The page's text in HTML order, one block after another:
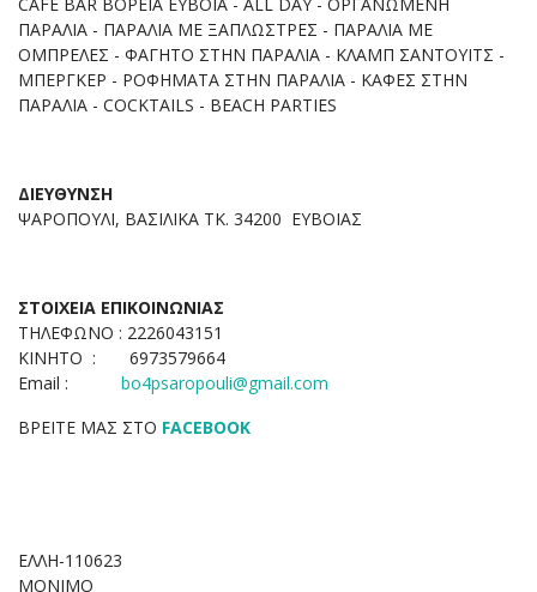
ΠΑΡΑΛΙΑ - ΠΑΡΑΛΙΑ ΜΕ ΞΑΠΛΩΣΤΡΕΣ - ΠΑΡΑΛΙΑ ΜΕ
ΟΜΠΡΕΛΕΣ - ΦΑΓΗΤΟ ΣΤΗΝ ΠΑΡΑΛΙΑ - ΚΛΑΜΠ ΣΑΝΤΟΥΙΤΣ -
ΜΠΕΡΓΚΕΡ - ΡΟΦΗΜΑΤΑ ΣΤΗΝ ΠΑΡΑΛΙΑ - ΚΑΦΕΣ ΣΤΗΝ
ΠΑΡΑΛΙΑ - COCKTAILS - BEACH PARTIES
ΔΙΕΥΘΥΝΣΗ
ΨΑΡΟΠΟΥΛΙ, ΒΑΣΙΛΙΚΑ ΤΚ. 34200 ΕΥΒΟΙΑΣ
ΣΤΟΙΧΕΙΑ ΕΠΙΚΟΙΝΩΝΙΑΣ
ΤΗΛΕΦΩΝΟ : 2226043151
ΚΙΝΗΤΟ : 6973579664
Email : bo4psaropouli@gmail.com
ΒΡΕΙΤΕ ΜΑΣ ΣΤΟ FACEBOOK
ΕΛΛΗ-110623
ΜΟΝΙΜΟ